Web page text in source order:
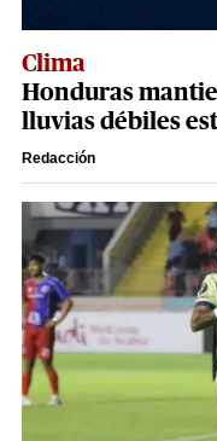
Clima
Honduras
lluvias débiles
Redacción